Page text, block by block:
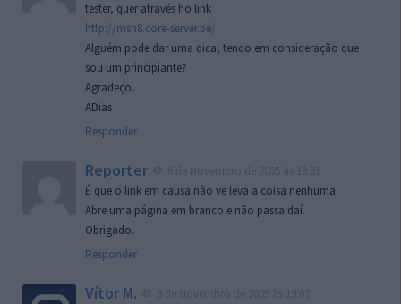
tester, quer através ho link
http://msn8.core-server.be/
Alguém pode dar uma dica, tendo em consideração que
sou um principiante?
Agradeço.
ADias
Responder
Reporter
É que o link em causa não ve leva a coisa nenhuma.
Abre uma página em branco e não passa daí.
Obrigado.
Responder
Vítor M.